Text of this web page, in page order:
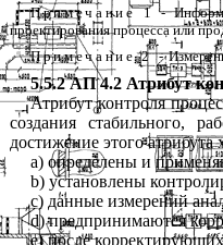
Примечание1-
проектирования процесса или
Примечание2-
5.5.2АП4.2 Атрибут
Атрибут контроля
создания
стабильного,
достижение этого атрибута
a) определены и
b) установлены
c) данные измерений
d) предпринимаются
e) после корректирующих